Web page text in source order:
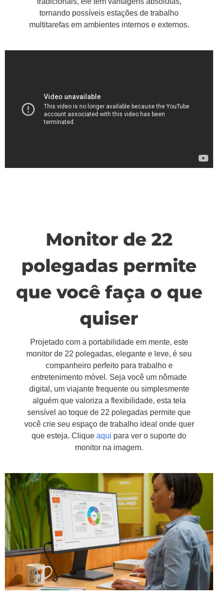
tornando possíveis estações de trabalho
multitarefas em ambientes internos e externos.
Monitor de 22
polegadas permite
que você faça o que
quiser
Projetado com a portabilidade em mente, este
monitor de 22 polegadas, elegante e leve, é seu
companheiro perfeito para trabalho e
entretenimento móvel. Seja você um nômade
digital, um viajante frequente ou simplesmente
alguém que valoriza a flexibilidade, esta tela
sensível ao toque de 22 polegadas permite que
você crie seu espaço de trabalho ideal onde quer
que esteja. Clique aqui para ver o suporte do
monitor na imagem.